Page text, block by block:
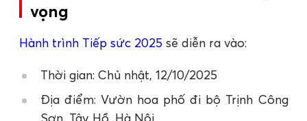
vọng
Hành trình Tiếp sức 2025sẽ diễn ra vào:
Thời gian: Chủ nhật, 12/10/2025
Địa điểm: Vườn hoa phố đi bộ Trịnh Công
Sơn, Tây Hồ, Hà Nội